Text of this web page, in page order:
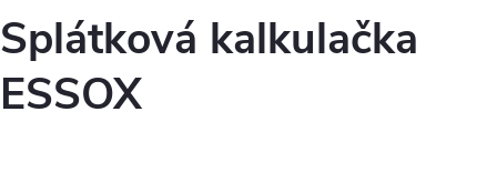
Splátková kalkulačka
ESSOX